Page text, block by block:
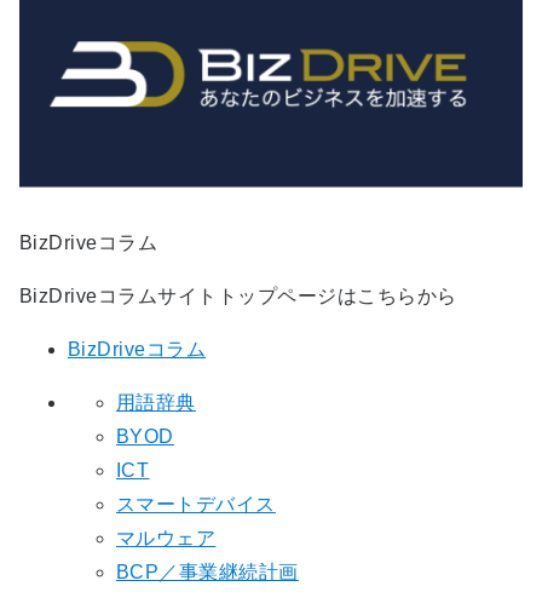
BizDriveコラム
BizDriveコラムサイトトップページはこちらから
BizDriveコラム
用語辞典
BYOD
ICT
スマートデバイス
マルウェア
BCP／事業継続計画